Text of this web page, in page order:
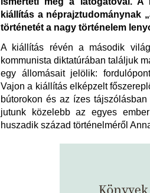
kiállítás a néprajztudománynak
történetét a nagy történelem
A kiállítás révén a második
kommunista diktatúrában találjuk
egy állomásait jelölik:
Vajon a kiállítás elképzelt
bútorokon és az ízes
jutunk közelebb az egyes
huszadik század történelméről